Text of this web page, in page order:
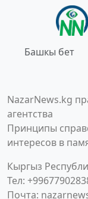
Башкы бет
NazarNews.kg
агентства
Принципы
интересов в
Кыргыз
Тел:
Почта: